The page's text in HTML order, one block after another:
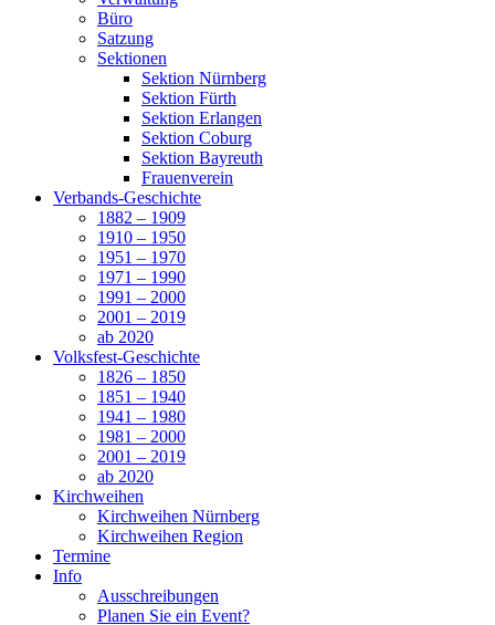
Büro
Satzung
Sektionen
Sektion Nürnberg
Sektion Fürth
Sektion Erlangen
Sektion Coburg
Sektion Bayreuth
Frauenverein
Verbands-Geschichte
1882 – 1909
1910 – 1950
1951 – 1970
1971 – 1990
1991 – 2000
2001 – 2019
ab 2020
Volksfest-Geschichte
1826 – 1850
1851 – 1940
1941 – 1980
1981 – 2000
2001 – 2019
ab 2020
Kirchweihen
Kirchweihen Nürnberg
Kirchweihen Region
Termine
Info
Ausschreibungen
Planen Sie ein Event?